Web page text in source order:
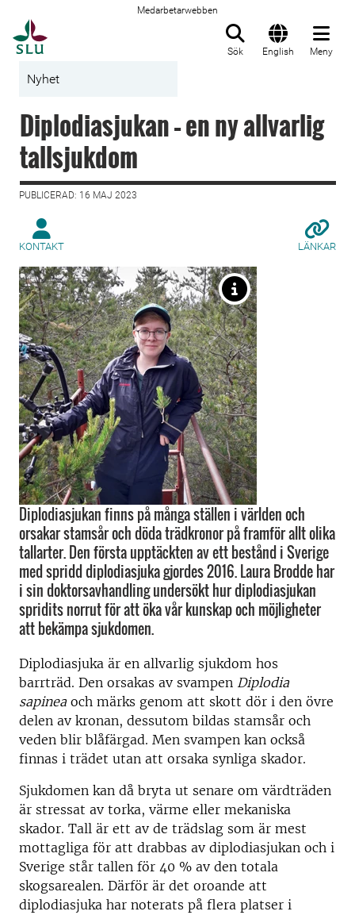
Medarbetarwebben
Sök English Meny
Nyhet
Diplodiasjukan – en ny allvarlig
tallsjukdom
PUBLICERAD: 16 MAJ 2023
KONTAKT LÄNKAR
Diplodiasjukan finns på många ställen i världen och
orsakar stamsår och döda trädkronor på framför allt olika
tallarter. Den första upptäckten av ett bestånd i Sverige
med spridd diplodiasjuka gjordes 2016. Laura Brodde har
i sin doktorsavhandling undersökt hur diplodiasjukan
spridits norrut för att öka vår kunskap och möjligheter
att bekämpa sjukdomen.
Diplodiasjuka är en allvarlig sjukdom hos
barrträd. Den orsakas av svampen Diplodia
sapineaoch märks genom att skott dör i den övre
delen av kronan, dessutom bildas stamsår och
veden blir blåfärgad. Men svampen kan också
finnas i trädet utan att orsaka synliga skador.
Sjukdomen kan då bryta ut senare om värdträden
är stressat av torka, värme eller mekaniska
skador. Tall är ett av de trädslag som är mest
mottagliga för att drabbas av diplodiasjukan och i
Sverige står tallen för 40 % av den totala
skogsarealen. Därför är det oroande att
diplodiasjuka har noterats på flera platser i